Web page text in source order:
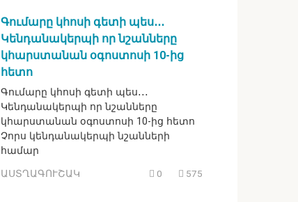
Գումարը կհոսի գետի պես․․․
Կենդանակերպի որ նշանները
կհարստանան օգոստոսի 10-ից
հետո
Գումարը կհոսի գետի պես․․․
Կենդանակերպի որ նշանները
կհարստանան օգոստոսի 10-ից հետո
Չորս կենդանակերպի նշանների
համար
ԱՍՏՂԱԳՈՒՇԱԿ 0 575